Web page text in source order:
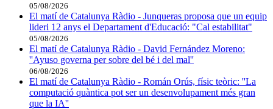
05/08/2026
El matí de Catalunya Ràdio - Junqueras proposa que un equip
lideri 12 anys el Departament d'Educació: "Cal estabilitat"
05/08/2026
El matí de Catalunya Ràdio - David Fernández Moreno:
''Ayuso governa per sobre del bé i del mal''
06/08/2026
El matí de Catalunya Ràdio - Román Orús, físic teòric: ''La
computació quàntica pot ser un desenvolupament més gran
que la IA''